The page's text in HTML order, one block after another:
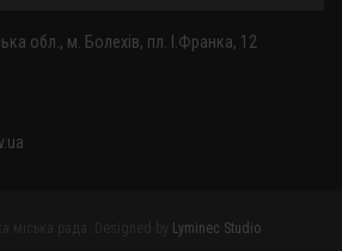
обл., м. Болехів, пл. І.Франка, 12
Lyminec Studio